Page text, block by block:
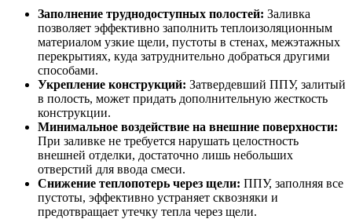
Заполнение труднодоступных полостей: Заливка
позволяет эффективно заполнить теплоизоляционным
материалом узкие щели, пустоты в стенах, межэтажных
перекрытиях, куда затруднительно добраться другими
способами.
Укрепление конструкций: Затвердевший ППУ, залитый
в полость, может придать дополнительную жесткость
конструкции.
Минимальное воздействие на внешние поверхности:
При заливке не требуется нарушать целостность
внешней отделки, достаточно лишь небольших
отверстий для ввода смеси.
Снижение теплопотерь через щели: ППУ, заполняя все
пустоты, эффективно устраняет сквозняки и
предотвращает утечку тепла через щели.